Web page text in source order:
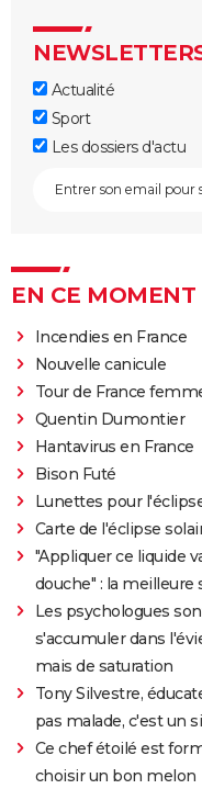
Actualité
Sport
Les dossiers d'actu
EN CE MOMENT
Incendies en France
Nouvelle canicule
Tour de France
Quentin Dumontier
Hantavirus en France
Bison Futé
Lunettes pour
Carte de l'éclipse
"Appliquer ce liquide
douche" : la
Les psychologues
s'accumuler dans
mais de saturation
Tony Silvestre,
pas malade, c'est un
Ce chef étoilé est
choisir un bon melon